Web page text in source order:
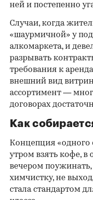
ней и постепенно
Случаи, когда
«шаурмичной» у
алкомаркета, и
разрывать
требования к
внешний вид
ассортимент —
договорах
Как
Концепция «одного
утром взять кофе, в
вечером поужинать,
химчистку, не
стала стандартом